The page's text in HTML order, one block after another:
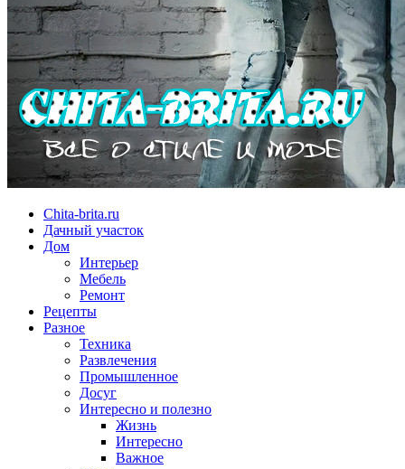
Chita-brita.ru
Дачный участок
Дом
Интерьер
Мебель
Ремонт
Рецепты
Разное
Техника
Развлечения
Промышленное
Досуг
Интересно и полезно
Жизнь
Интересно
Важное